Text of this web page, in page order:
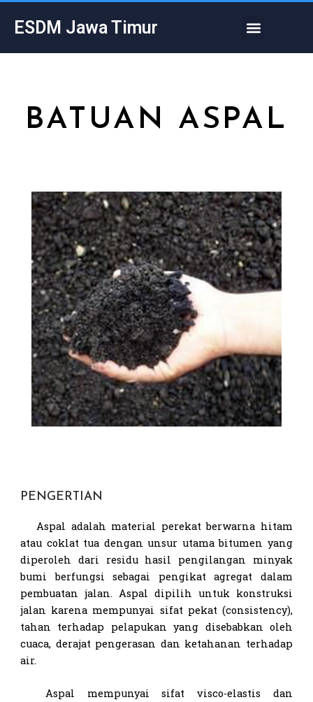
ESDM Jawa Timur Menu
BATUAN ASPAL
PENGERTIAN
Aspal adalah material perekat berwarna hitam
atau coklat tua dengan unsur utama bitumen yang
diperoleh dari residu hasil pengilangan minyak
bumi berfungsi sebagai pengikat agregat dalam
pembuatan jalan. Aspal dipilih untuk konstruksi
jalan karena mempunyai sifat pekat (consistency),
tahan terhadap pelapukan yang disebabkan oleh
cuaca, derajat pengerasan dan ketahanan terhadap
air.
Aspal mempunyai sifat visco-elastis dan